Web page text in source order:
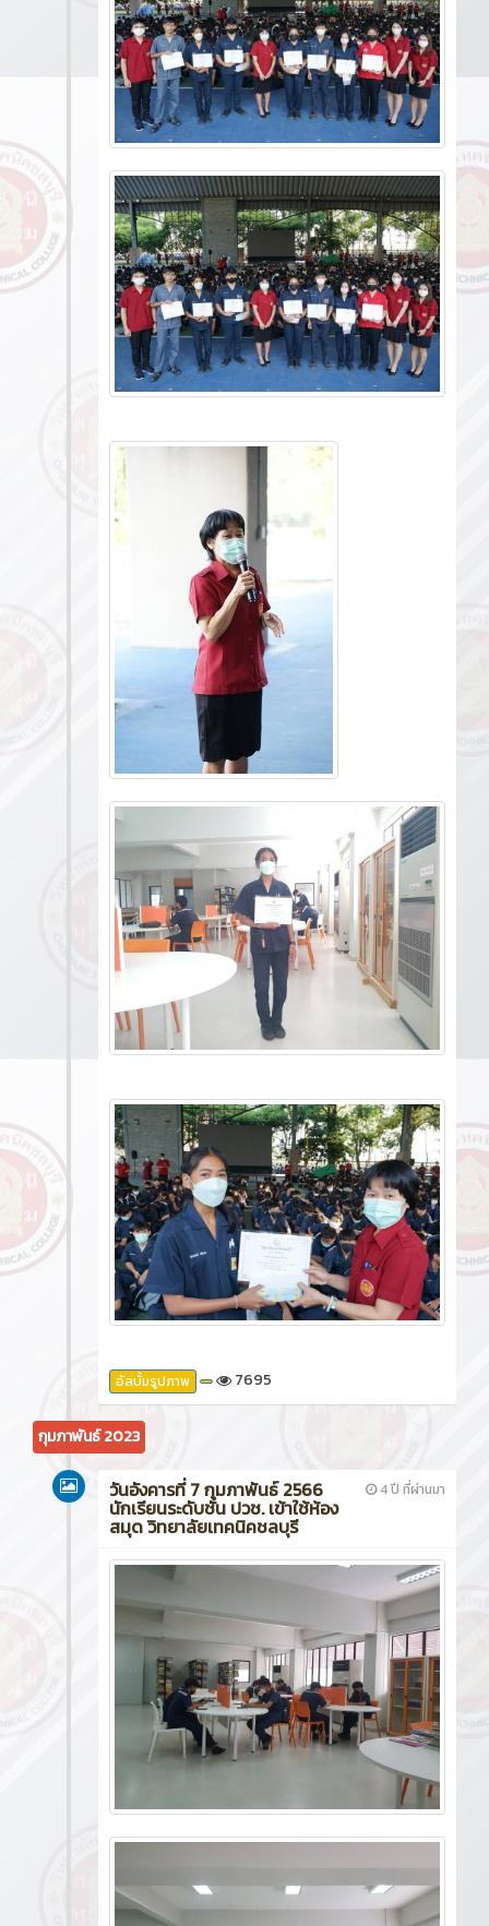
อัลบั้มรูปภาพ 7695
กุมภาพันธ์ 2023
4 ปี ที่ผ่านมา
วันอังคารที่ 7 กุมภาพันธ์ 2566
นักเรียนระดับชั้น ปวช. เข้าใช้ห้อง
สมุด วิทยาลัยเทคนิคชลบุรี